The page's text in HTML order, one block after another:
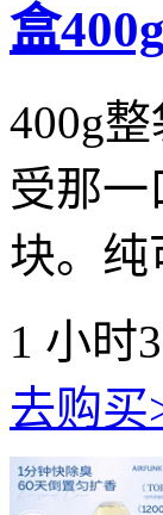
盒400g
400g
受那
块。纯
1 小时
去购买